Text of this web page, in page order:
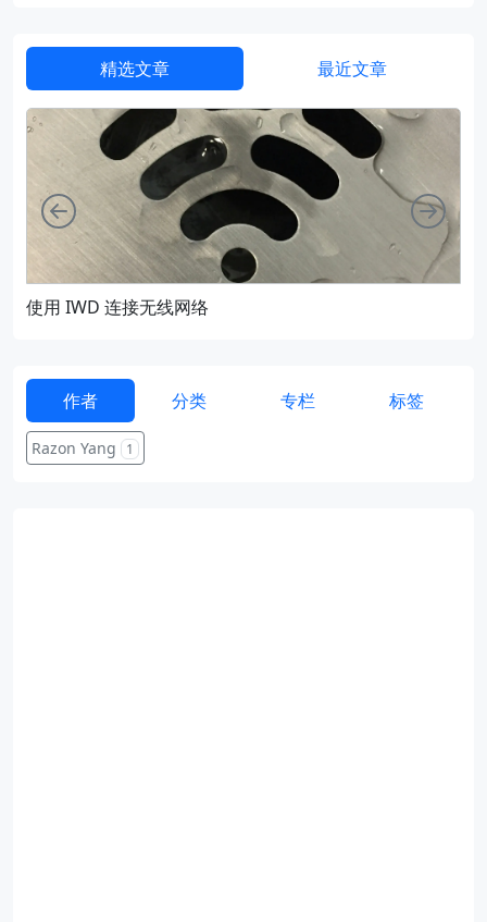
精选文章 最近文章
使用 IWD 连接无线网络
向左 向右
作者 分类 专栏 标签
Razon Yang 1